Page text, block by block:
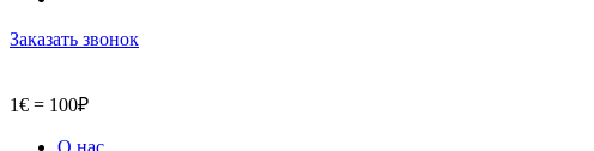
Заказать звонок
1€ = 100₽
О нас